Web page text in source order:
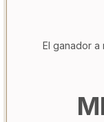
El ganador a